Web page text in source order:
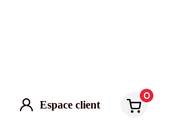
Espace client
0